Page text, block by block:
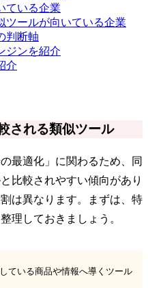
ている企業
ツールが向いている企業
判断軸
ジンを紹介
介
される類似ツール
最適化」に関わるため、同
比較されやすい傾向があり
は異なります。まずは、特
理しておきましょう。
ている商品や情報へ導くツール